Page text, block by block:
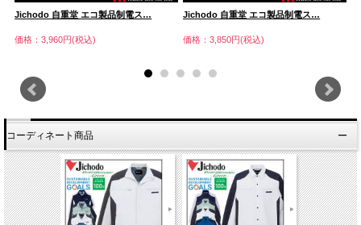
Jichodo 自重堂 エコ製品制電ス…
価格：3,960円(税込)
Jichodo 自重堂 エコ製品制電ス…
価格：3,850円(税込)
コーディネート商品